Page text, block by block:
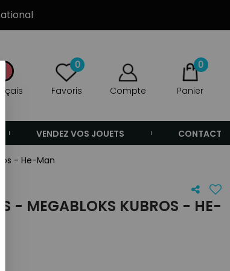
0
Favoris Compte
0
Panier
VENDEZ VOS JOUETS CONTACT
- He-Man
- MEGABLOKS KUBROS - HE-